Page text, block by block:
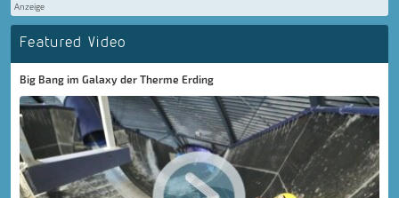
Anzeige
Featured Video
Big Bang im Galaxy der Therme Erding